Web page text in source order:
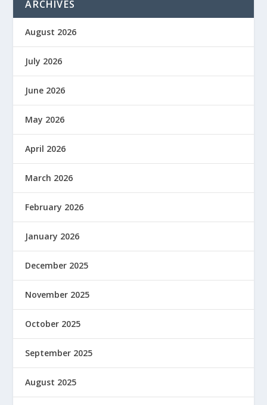
ARCHIVES
August 2026
July 2026
June 2026
May 2026
April 2026
March 2026
February 2026
January 2026
December 2025
November 2025
October 2025
September 2025
August 2025